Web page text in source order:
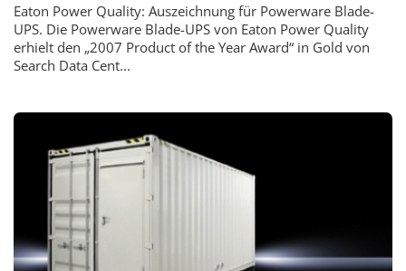
Eaton Power Quality: Auszeichnung für Powerware Blade-
UPS. Die Powerware Blade-UPS von Eaton Power Quality
erhielt den „2007 Product of the Year Award“ in Gold von
Search Data Cent...